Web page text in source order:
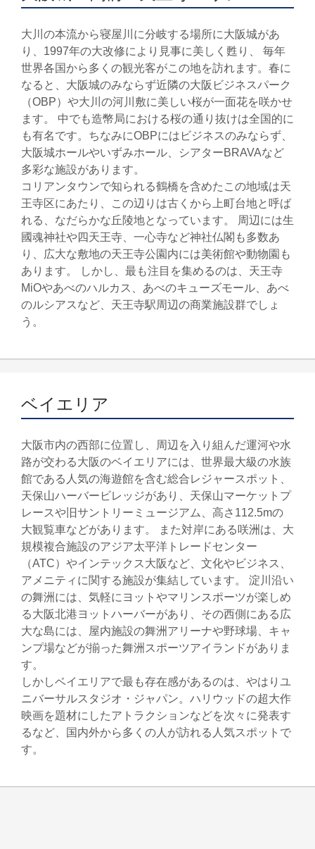
大川の本流から寝屋川に分岐する場所に大阪城があ
り、1997年の大改修により見事に美しく甦り、 毎年
世界各国から多くの観光客がこの地を訪れます。春に
なると、大阪城のみならず近隣の大阪ビジネスパーク
（OBP）や大川の河川敷に美しい桜が一面花を咲かせ
ます。 中でも造幣局における桜の通り抜けは全国的に
も有名です。ちなみにOBPにはビジネスのみならず、
大阪城ホールやいずみホール、シアターBRAVAなど
多彩な施設があります。
コリアンタウンで知られる鶴橋を含めたこの地域は天
王寺区にあたり、この辺りは古くから上町台地と呼ば
れる、なだらかな丘陵地となっています。 周辺には生
國魂神社や四天王寺、一心寺など神社仏閣も多数あ
り、広大な敷地の天王寺公園内には美術館や動物園も
あります。 しかし、最も注目を集めるのは、天王寺
MiOやあべのハルカス、あべのキューズモール、あべ
のルシアスなど、天王寺駅周辺の商業施設群でしょ
う。
ベイエリア
大阪市内の西部に位置し、周辺を入り組んだ運河や水
路が交わる大阪のベイエリアには、世界最大級の水族
館である人気の海遊館を含む総合レジャースポット、
天保山ハーバービレッジがあり、天保山マーケットプ
レースや旧サントリーミュージアム、高さ112.5mの
大観覧車などがあります。 また対岸にある咲洲は、大
規模複合施設のアジア太平洋トレードセンター
（ATC）やインテックス大阪など、文化やビジネス、
アメニティに関する施設が集結しています。 淀川沿い
の舞洲には、気軽にヨットやマリンスポーツが楽しめ
る大阪北港ヨットハーバーがあり、その西側にある広
大な島には、屋内施設の舞洲アリーナや野球場、キャ
ンプ場などが揃った舞洲スポーツアイランドがありま
す。
しかしベイエリアで最も存在感があるのは、やはりユ
ニバーサルスタジオ・ジャパン。ハリウッドの超大作
映画を題材にしたアトラクションなどを次々に発表す
るなど、国内外から多くの人が訪れる人気スポットで
す。